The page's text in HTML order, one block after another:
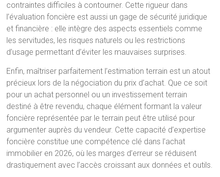
contraintes difficiles à contourner. Cette rigueur dans
l’évaluation foncière est aussi un gage de sécurité juridique
et financière : elle intègre des aspects essentiels comme
les servitudes, les risques naturels ou les restrictions
d’usage permettant d’éviter les mauvaises surprises.
Enfin, maîtriser parfaitement l’estimation terrain est un atout
précieux lors de la négociation du prix d’achat. Que ce soit
pour un achat personnel ou un investissement terrain
destiné à être revendu, chaque élément formant la valeur
foncière représentée par le terrain peut être utilisé pour
argumenter auprès du vendeur. Cette capacité d’expertise
foncière constitue une compétence clé dans l’achat
immobilier en 2026, où les marges d’erreur se réduisent
drastiquement avec l’accès croissant aux données et outils.